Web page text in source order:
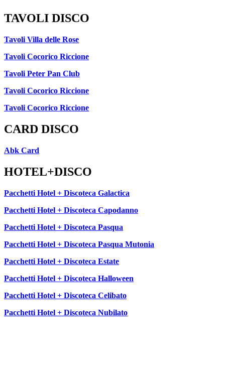
TAVOLI DISCO
Tavoli Villa delle Rose
Tavoli Cocorico Riccione
Tavoli Peter Pan Club
Tavoli Cocorico Riccione
Tavoli Cocorico Riccione
CARD DISCO
Abk Card
HOTEL+DISCO
Pacchetti Hotel + Discoteca Galactica
Pacchetti Hotel + Discoteca Capodanno
Pacchetti Hotel + Discoteca Pasqua
Pacchetti Hotel + Discoteca Pasqua Mutonia
Pacchetti Hotel + Discoteca Estate
Pacchetti Hotel + Discoteca Halloween
Pacchetti Hotel + Discoteca Celibato
Pacchetti Hotel + Discoteca Nubilato